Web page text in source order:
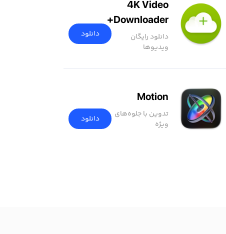
4K Video
Downloader+
دانلود رایگان
ویدیوها
دانلود
Motion
تدوین با جلوه‌های
ویژه
دانلود